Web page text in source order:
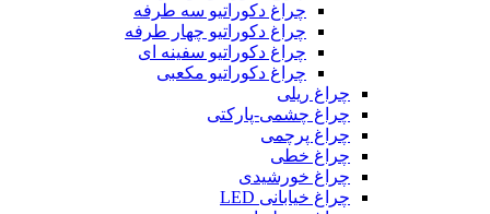
چراغ دکوراتیو سه طرفه
چراغ دکوراتیو چهار طرفه
چراغ دکوراتیو سفینه ای
چراغ دکوراتیو مکعبی
چراغ ریلی
چراغ چشمی-پارکتی
چراغ پرچمی
چراغ خطی
چراغ خورشیدی
چراغ خیابانی LED